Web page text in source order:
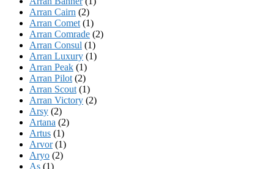
Arran Cairn (2)
Arran Comet (1)
Arran Comrade (2)
Arran Consul (1)
Arran Luxury (1)
Arran Peak (1)
Arran Pilot (2)
Arran Scout (1)
Arran Victory (2)
Arsy (2)
Artana (2)
Artus (1)
Arvor(1)
Aryo (2)
As (1)